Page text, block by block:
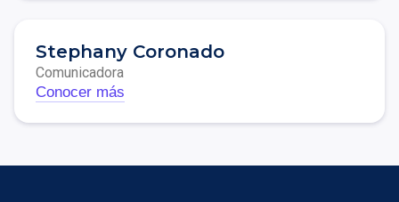
Stephany Coronado
Comunicadora
Conocer más